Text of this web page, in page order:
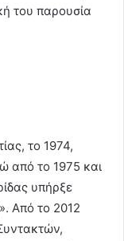
του παρουσία
το 1974,
από το 1975 και
υπήρξε
Από το 2012